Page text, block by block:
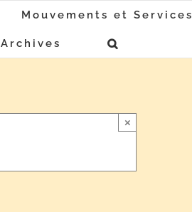
Mouvements et Services
Archives
×